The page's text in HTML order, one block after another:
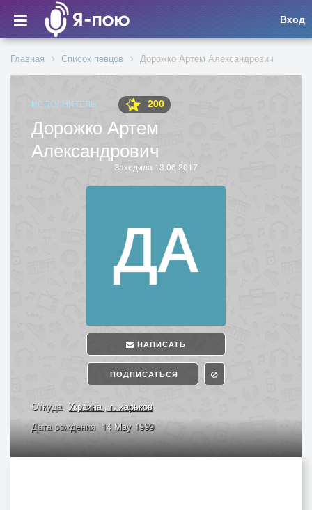
Вход
Главная Список певцов Дорожко Артем Александрович
ИСПОЛНИТЕЛЬ 200
Дорожко Артем
Александрович
Заходила 13.06.2017
НАПИСАТЬ
ПОДПИСАТЬСЯ
Откуда Украина , г. харьков
Дата рождения 14 May 1999